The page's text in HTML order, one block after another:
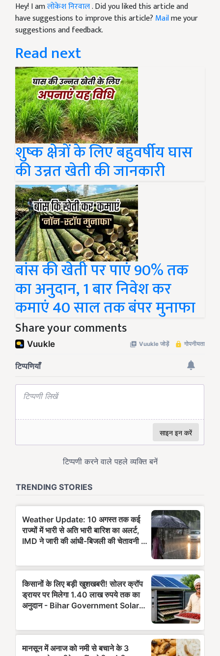
Hey! I amलोकेश निरवाल. Did you liked this article and
have suggestions to improve this article? Mailme your
suggestions and feedback.
Read next
शुष्क क्षेत्रों के लिए बहुवर्षीय घास
की उन्नत खेती की जानकारी
बांस की खेती पर पाएं 90% तक
का अनुदान, 1 बार निवेश कर
कमाएं 40 साल तक बंपर मुनाफा
Share your comments